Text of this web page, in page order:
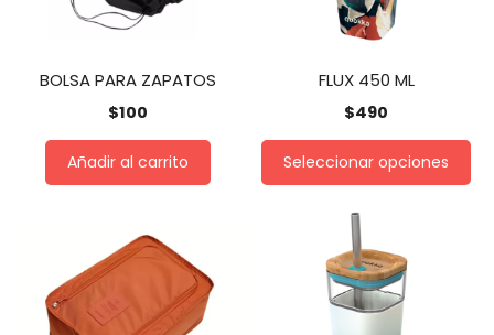
BOLSA PARA ZAPATOS
$100
Añadir al carrito
FLUX 450 ML
$490
Seleccionar opciones